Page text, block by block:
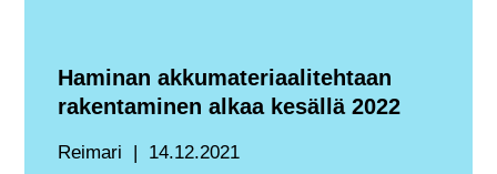
Haminan akkumateriaalitehtaan
rakentaminen alkaa kesällä 2022
Reimari 14.12.2021